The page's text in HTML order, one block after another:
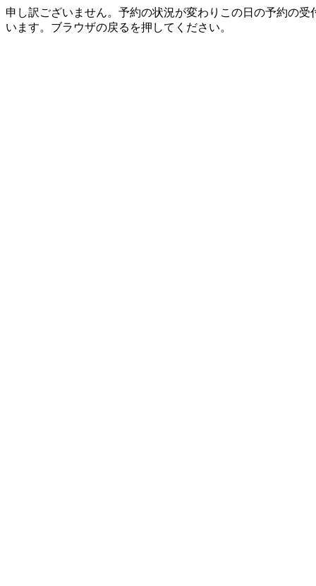
申し訳ございません。予約の状況が変わりこの日の予約の
います。ブラウザの戻るを押してください。